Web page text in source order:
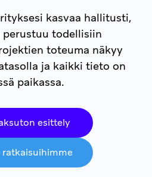
kasvaa hallitusti,
perustuu todellisiin
toteuma näkyy
ja kaikki tieto on
paikassa.
esittely